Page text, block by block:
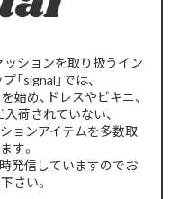
ションを取り扱うイン
signal」では、
始め、ドレスやビキニ、
荷されていない、
ョンアイテムを多数取
す。
発信していますのでお
さい。